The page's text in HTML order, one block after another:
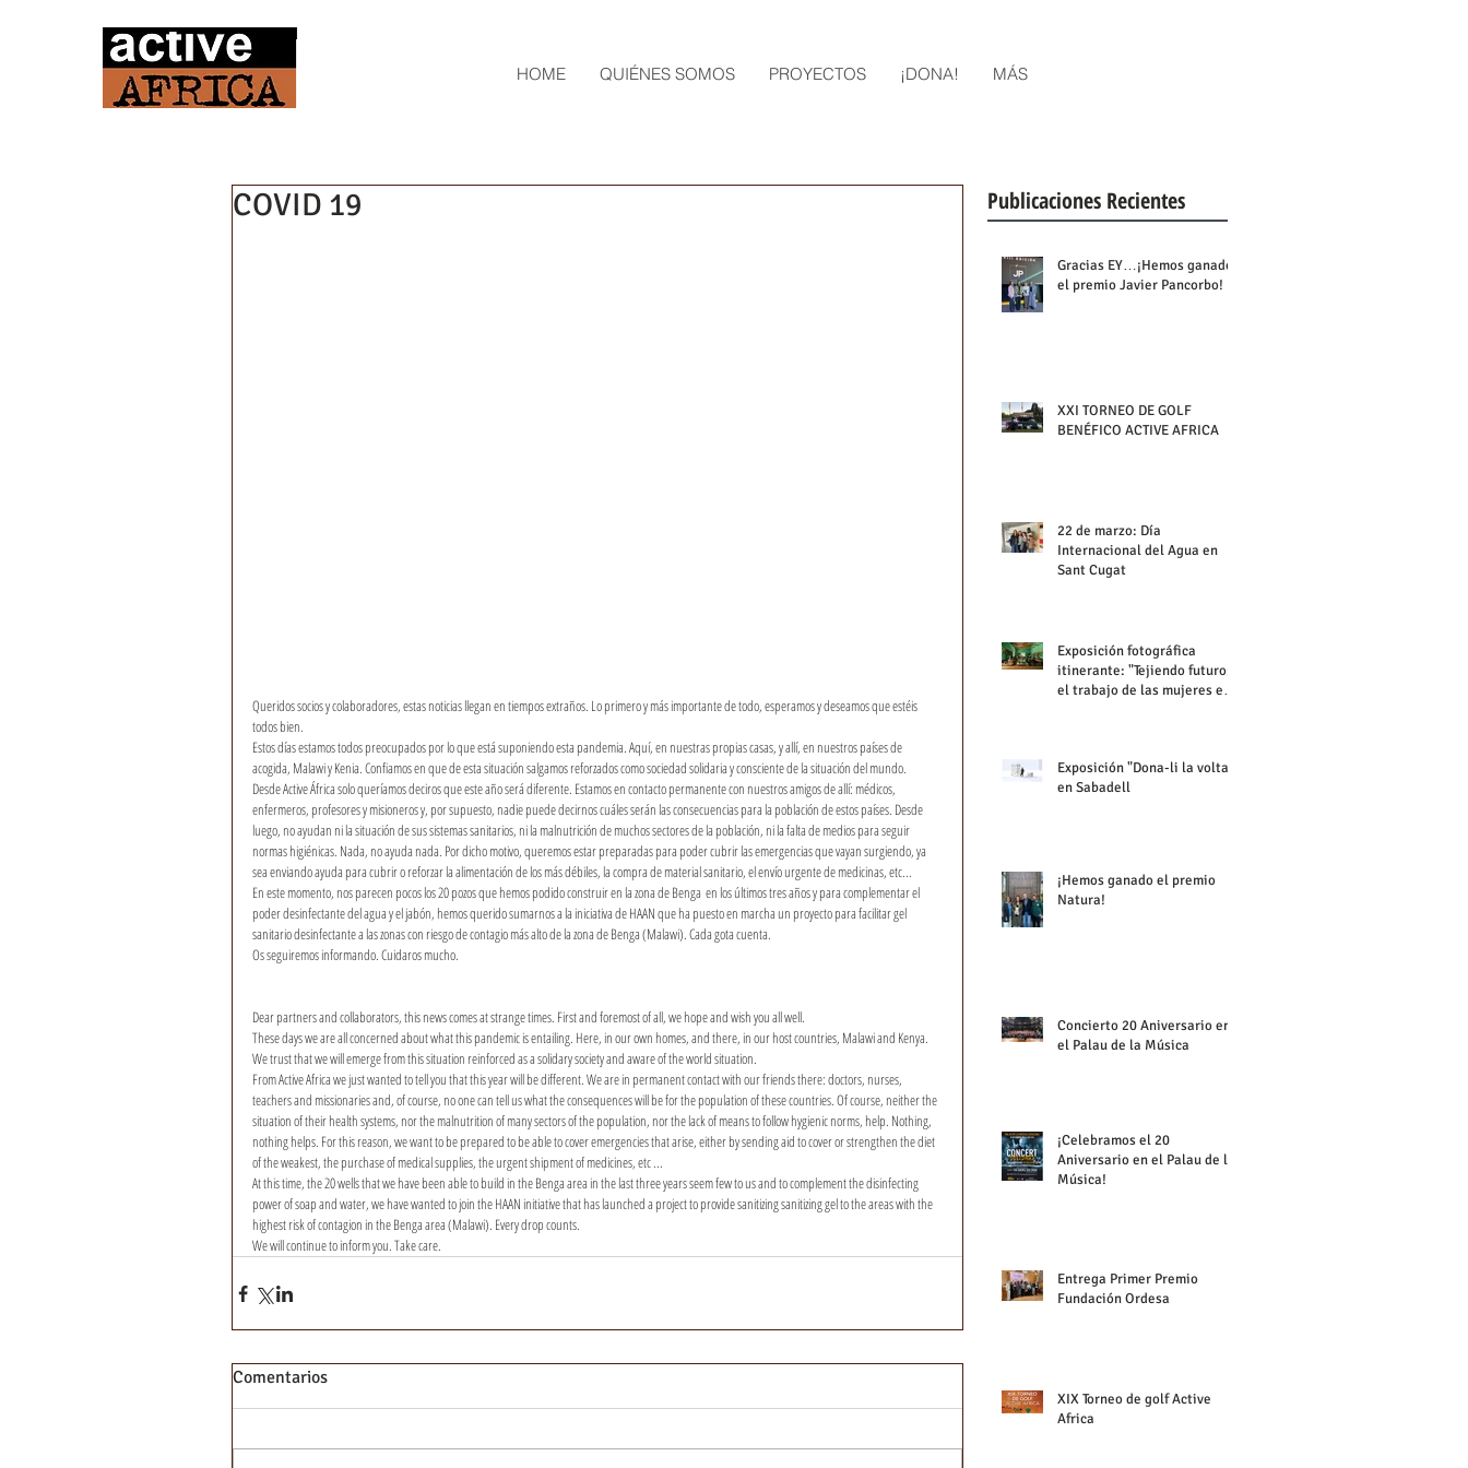
HOME QUIÉNES SOMOS PROYECTOS ¡DONA! MÁS
COVID 19
Queridos socios y colaboradores, estas noticias llegan en tiempos extraños. Lo primero y más importante de todo, esperamos y deseamos que estéis
todos bien.
Estos días estamos todos preocupados por lo que está suponiendo esta pandemia. Aquí, en nuestras propias casas, y allí, en nuestros países de
acogida, Malawi y Kenia. Confiamos en que de esta situación salgamos reforzados como sociedad solidaria y consciente de la situación del mundo.
Desde Active África solo queríamos deciros que este año será diferente. Estamos en contacto permanente con nuestros amigos de allí: médicos,
enfermeros, profesores y misioneros y, por supuesto, nadie puede decirnos cuáles serán las consecuencias para la población de estos países. Desde
luego, no ayudan ni la situación de sus sistemas sanitarios, ni la malnutrición de muchos sectores de la población, ni la falta de medios para seguir
normas higiénicas. Nada, no ayuda nada. Por dicho motivo, queremos estar preparadas para poder cubrir las emergencias que vayan surgiendo, ya
sea enviando ayuda para cubrir o reforzar la alimentación de los más débiles, la compra de material sanitario, el envío urgente de medicinas, etc...
En este momento, nos parecen pocos los 20 pozos que hemos podido construir en la zona de Benga  en los últimos tres años y para complementar el
poder desinfectante del agua y el jabón, hemos querido sumarnos a la iniciativa de HAAN que ha puesto en marcha un proyecto para facilitar gel
sanitario desinfectante a las zonas con riesgo de contagio más alto de la zona de Benga (Malawi). Cada gota cuenta.
Os seguiremos informando. Cuidaros mucho.
Dear partners and collaborators, this news comes at strange times. First and foremost of all, we hope and wish you all well.
These days we are all concerned about what this pandemic is entailing. Here, in our own homes, and there, in our host countries, Malawi and Kenya.
We trust that we will emerge from this situation reinforced as a solidary society and aware of the world situation.
From Active Africa we just wanted to tell you that this year will be different. We are in permanent contact with our friends there: doctors, nurses,
teachers and missionaries and, of course, no one can tell us what the consequences will be for the population of these countries. Of course, neither the
situation of their health systems, nor the malnutrition of many sectors of the population, nor the lack of means to follow hygienic norms, help. Nothing,
nothing helps. For this reason, we want to be prepared to be able to cover emergencies that arise, either by sending aid to cover or strengthen the diet
of the weakest, the purchase of medical supplies, the urgent shipment of medicines, etc ...
At this time, the 20 wells that we have been able to build in the Benga area in the last three years seem few to us and to complement the disinfecting
power of soap and water, we have wanted to join the HAAN initiative that has launched a project to provide sanitizing sanitizing gel to the areas with the
highest risk of contagion in the Benga area (Malawi). Every drop counts.
We will continue to inform you. Take care.
Comentarios
Publicaciones Recientes
Gracias EY…¡Hemos ganado
el premio Javier Pancorbo!
XXI TORNEO DE GOLF
BENÉFICO ACTIVE AFRICA
22 de marzo: Día
Internacional del Agua en
Sant Cugat
Exposición fotográfica
itinerante: "Tejiendo futuro:
el trabajo de las mujeres en
Exposición "Dona-li la volta"
en Sabadell
¡Hemos ganado el premio
Natura!
Concierto 20 Aniversario en
el Palau de la Música
¡Celebramos el 20
Aniversario en el Palau de la
Música!
Entrega Primer Premio
Fundación Ordesa
XIX Torneo de golf Active
Africa